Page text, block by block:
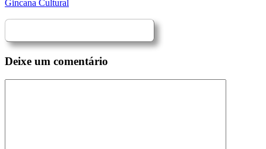
Gincana Cultural
Deixe um comentário